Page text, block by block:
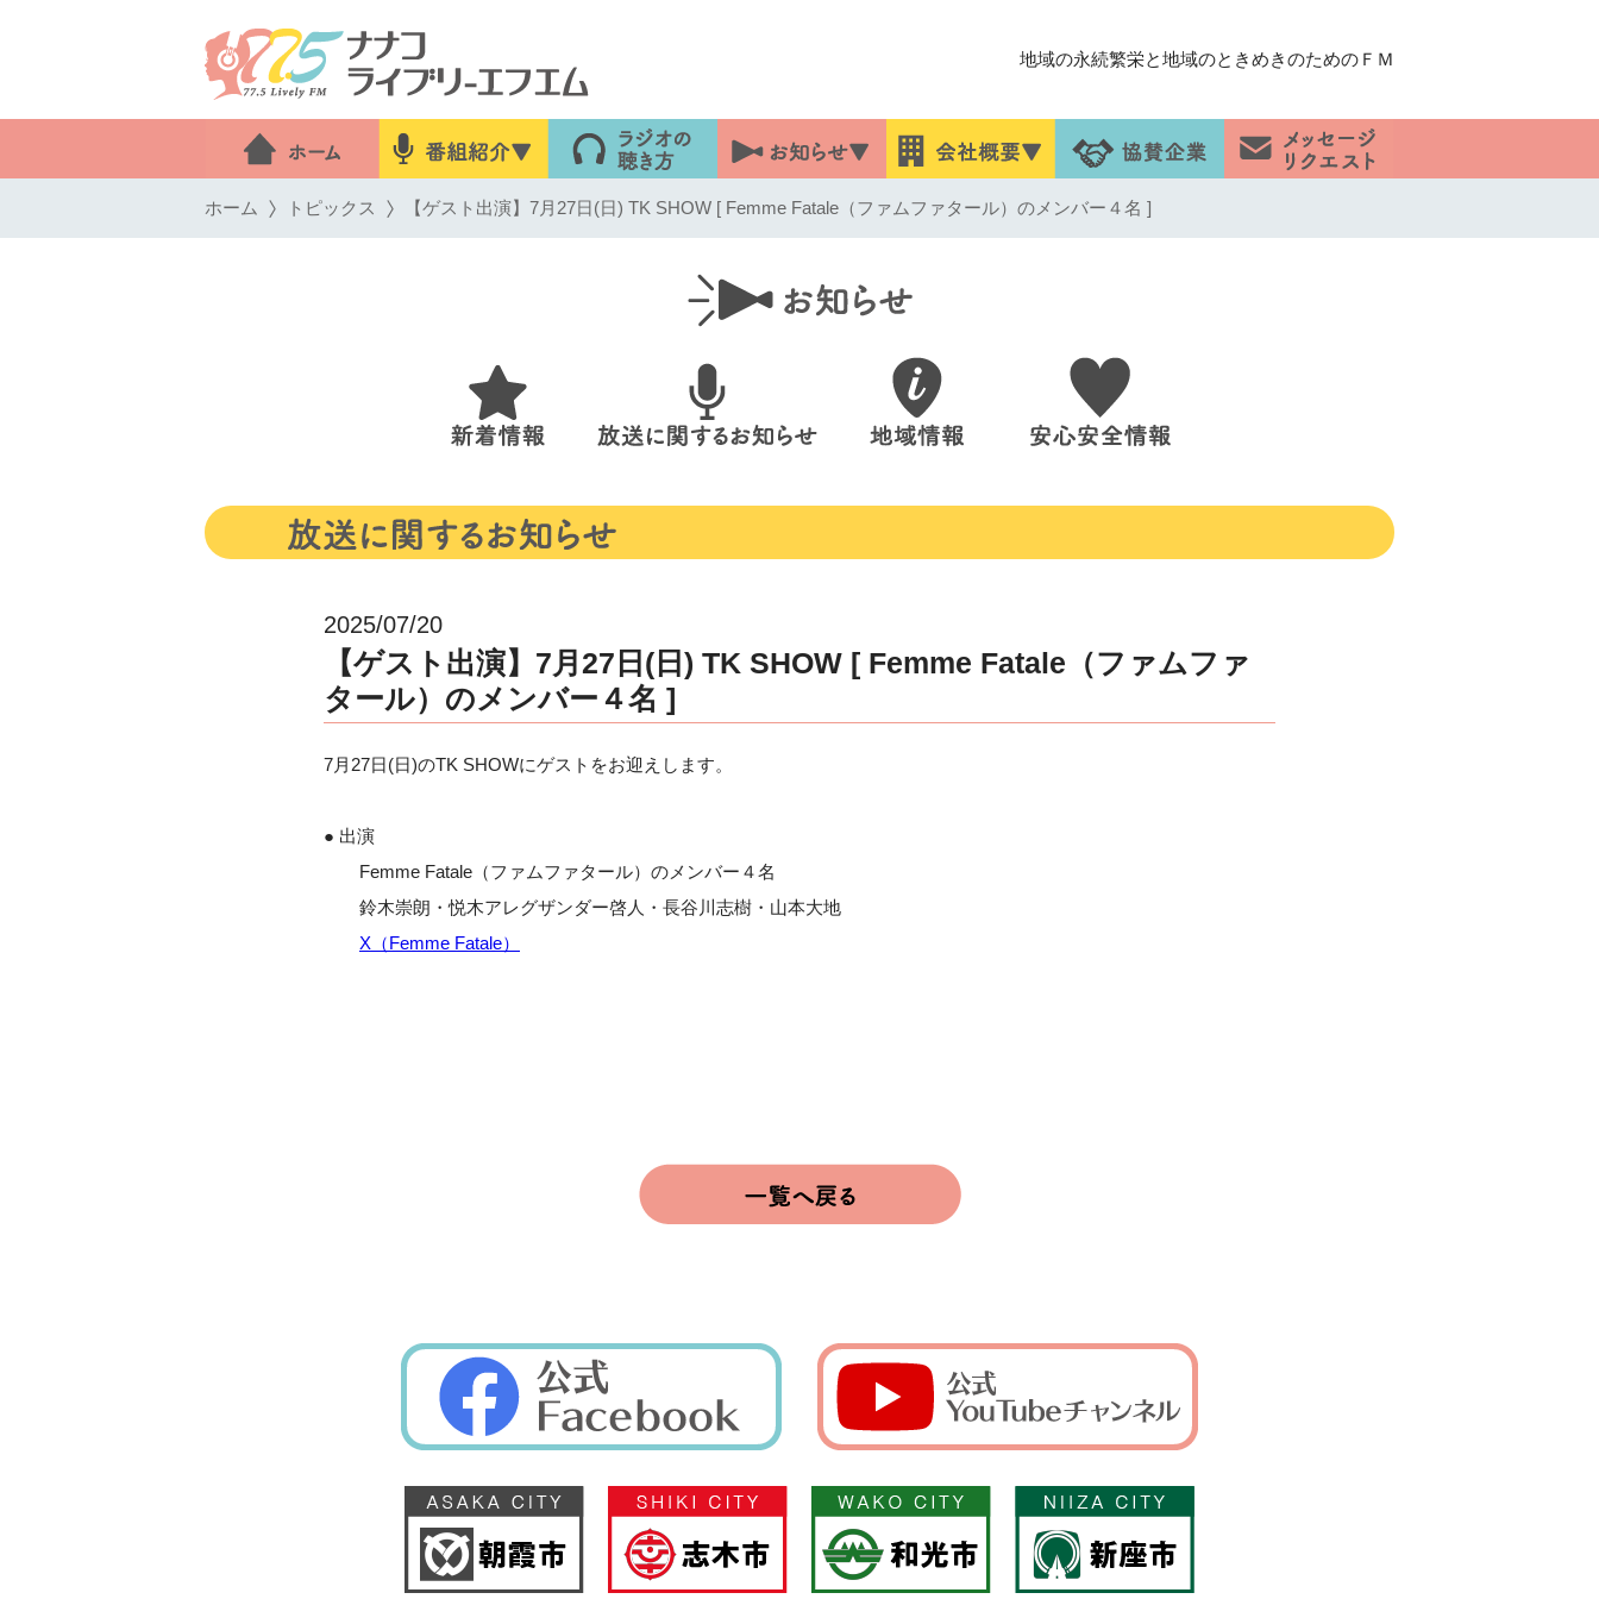
地域の永続繁栄と地域のときめきのためのＦＭ
ホーム トピックス 【ゲスト出演】7月27日(日) TK SHOW [ Femme Fatale（ファムファタール）のメンバー４名 ]
2025/07/20
【ゲスト出演】7月27日(日) TK SHOW [ Femme Fatale（ファムファ
タール）のメンバー４名 ]
7月27日(日)のTK SHOWにゲストをお迎えします。
● 出演
Femme Fatale（ファムファタール）のメンバー４名
鈴木崇朗・悦木アレグザンダー啓人・長谷川志樹・山本大地
X（Femme Fatale）